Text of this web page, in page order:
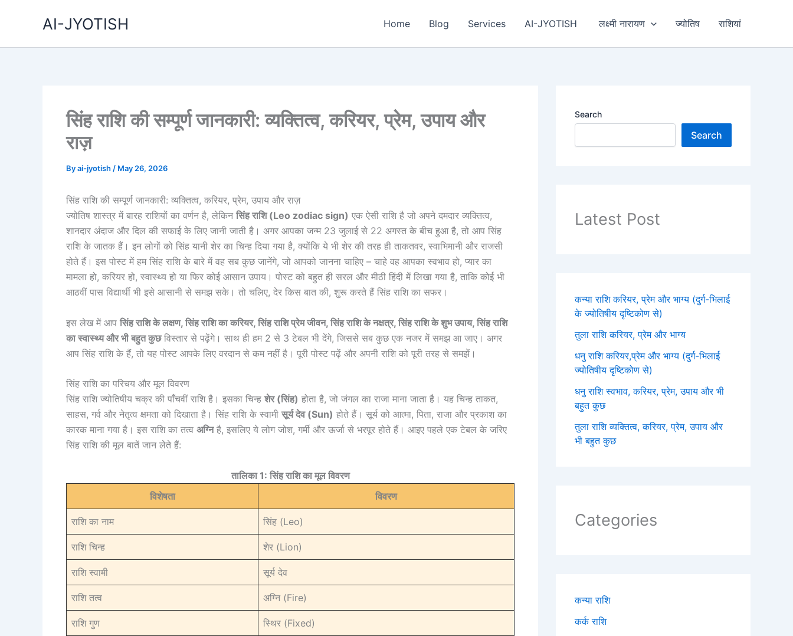
AI-JYOTISH Home Blog Services AI-JYOTISH लक्ष्मी नारायण ज्योतिष राशियां
सिंह राशि की सम्पूर्ण जानकारी: व्यक्तित्व, करियर, प्रेम, उपाय और
राज़
Byai-jyotish / May 26, 2026
सिंह राशि की सम्पूर्ण जानकारी: व्यक्तित्व, करियर, प्रेम, उपाय और राज़
ज्योतिष शास्त्र में बारह राशियों का वर्णन है, लेकिन सिंह राशि (Leo zodiac sign) एक ऐसी राशि है जो अपने दमदार व्यक्तित्व,
शानदार अंदाज और दिल की सफाई के लिए जानी जाती है। अगर आपका जन्म 23 जुलाई से 22 अगस्त के बीच हुआ है, तो आप सिंह
राशि के जातक हैं। इन लोगों को सिंह यानी शेर का चिन्ह दिया गया है, क्योंकि ये भी शेर की तरह ही ताकतवर, स्वाभिमानी और राजसी
होते हैं। इस पोस्ट में हम सिंह राशि के बारे में वह सब कुछ जानेंगे, जो आपको जानना चाहिए – चाहे वह आपका स्वभाव हो, प्यार का
मामला हो, करियर हो, स्वास्थ्य हो या फिर कोई आसान उपाय। पोस्ट को बहुत ही सरल और मीठी हिंदी में लिखा गया है, ताकि कोई भी
आठवीं पास विद्यार्थी भी इसे आसानी से समझ सके। तो चलिए, देर किस बात की, शुरू करते हैं सिंह राशि का सफर।
इस लेख में आप सिंह राशि के लक्षण, सिंह राशि का करियर, सिंह राशि प्रेम जीवन, सिंह राशि के नक्षत्र, सिंह राशि के शुभ उपाय, सिंह राशि
का स्वास्थ्य और भी बहुत कुछविस्तार से पढ़ेंगे। साथ ही हम 2 से 3 टेबल भी देंगे, जिससे सब कुछ एक नजर में समझ आ जाए। अगर
आप सिंह राशि के हैं, तो यह पोस्ट आपके लिए वरदान से कम नहीं है। पूरी पोस्ट पढ़ें और अपनी राशि को पूरी तरह से समझें।
सिंह राशि का परिचय और मूल विवरण
सिंह राशि ज्योतिषीय चक्र की पाँचवीं राशि है। इसका चिन्ह शेर (सिंह) होता है, जो जंगल का राजा माना जाता है। यह चिन्ह ताकत,
साहस, गर्व और नेतृत्व क्षमता को दिखाता है। सिंह राशि के स्वामी सूर्य देव (Sun) होते हैं। सूर्य को आत्मा, पिता, राजा और प्रकाश का
कारक माना गया है। इस राशि का तत्व अग्निहै, इसलिए ये लोग जोश, गर्मी और ऊर्जा से भरपूर होते हैं। आइए पहले एक टेबल के जरिए
सिंह राशि की मूल बातें जान लेते हैं:
तालिका 1: सिंह राशि का मूल विवरण
विशेषता
विवरण
राशि का नाम सिंह (Leo)
राशि चिन्ह शेर (Lion)
राशि स्वामी सूर्य देव
राशि तत्व अग्नि (Fire)
राशि गुण स्थिर (Fixed)
Search
Search
Latest Post
कन्या राशि करियर, प्रेम और भाग्य (दुर्ग-भिलाई
के ज्योतिषीय दृष्टिकोण से)
तुला राशि करियर, प्रेम और भाग्य
धनु राशि करियर,प्रेम और भाग्य (दुर्ग-भिलाई
ज्योतिषीय दृष्टिकोण से)
धनु राशि स्वभाव, करियर, प्रेम, उपाय और भी
बहुत कुछ
तुला राशि व्यक्तित्व, करियर, प्रेम, उपाय और
भी बहुत कुछ
Categories
कन्या राशि
कर्क राशि